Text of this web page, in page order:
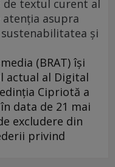
de textul curent al
asupra
și
(BRAT) își
actual al Digital
Cipriotă a
data de 21 mai
excludere din
privind